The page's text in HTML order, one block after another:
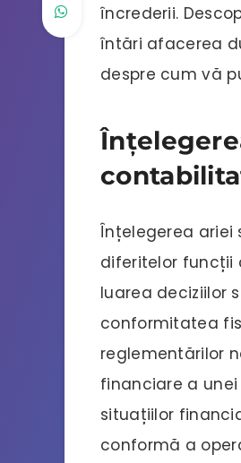
încrederii.
întări afacerea
despre cum vă
Înțelegerea ariei
diferitelor funcții
luarea deciziilor
conformitatea
reglementărilor
financiare a
situațiilor
conformă a